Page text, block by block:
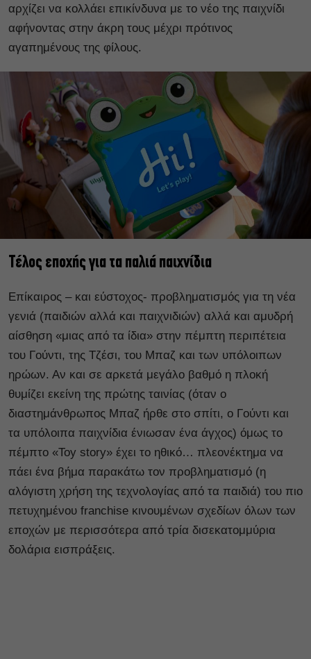
αρχίζει να κολλάει επικίνδυνα με το νέο της παιχνίδι
αφήνοντας στην άκρη τους μέχρι πρότινος
αγαπημένους της φίλους.
Τέλος εποχής για τα παλιά παιχνίδια
Επίκαιρος – και εύστοχος- προβληματισμός για τη νέα
γενιά (παιδιών αλλά και παιχνιδιών) αλλά και αμυδρή
αίσθηση «μιας από τα ίδια» στην πέμπτη περιπέτεια
του Γούντι, της Τζέσι, του Μπαζ και των υπόλοιπων
ηρώων. Αν και σε αρκετά μεγάλο βαθμό η πλοκή
θυμίζει εκείνη της πρώτης ταινίας (όταν ο
διαστημάνθρωπος Μπαζ ήρθε στο σπίτι, ο Γούντι και
τα υπόλοιπα παιχνίδια ένιωσαν ένα άγχος) όμως το
πέμπτο «Toy story» έχει το ηθικό… πλεονέκτημα να
πάει ένα βήμα παρακάτω τον προβληματισμό (η
αλόγιστη χρήση της τεχνολογίας από τα παιδιά) του πιο
πετυχημένου franchise κινουμένων σχεδίων όλων των
εποχών με περισσότερα από τρία δισεκατομμύρια
δολάρια εισπράξεις.